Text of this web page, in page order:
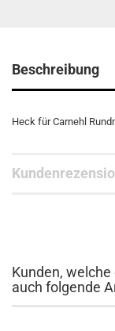
Beschreibung
Heck für Carnehl
Kunden,
auch folgende